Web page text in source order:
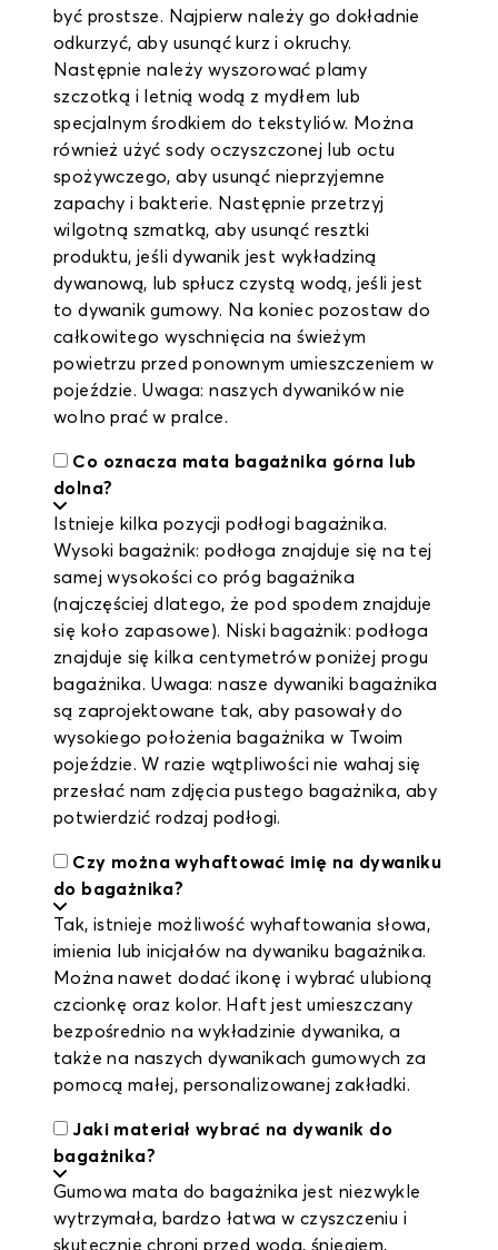
być prostsze. Najpierw należy go dokładnie
odkurzyć, aby usunąć kurz i okruchy.
Następnie należy wyszorować plamy
szczotką i letnią wodą z mydłem lub
specjalnym środkiem do tekstyliów. Można
również użyć sody oczyszczonej lub octu
spożywczego, aby usunąć nieprzyjemne
zapachy i bakterie. Następnie przetrzyj
wilgotną szmatką, aby usunąć resztki
produktu, jeśli dywanik jest wykładziną
dywanową, lub spłucz czystą wodą, jeśli jest
to dywanik gumowy. Na koniec pozostaw do
całkowitego wyschnięcia na świeżym
powietrzu przed ponownym umieszczeniem w
pojeździe. Uwaga: naszych dywaników nie
wolno prać w pralce.
Co oznacza mata bagażnika górna lub
dolna?
Istnieje kilka pozycji podłogi bagażnika.
Wysoki bagażnik: podłoga znajduje się na tej
samej wysokości co próg bagażnika
(najczęściej dlatego, że pod spodem znajduje
się koło zapasowe). Niski bagażnik: podłoga
znajduje się kilka centymetrów poniżej progu
bagażnika. Uwaga: nasze dywaniki bagażnika
są zaprojektowane tak, aby pasowały do
wysokiego położenia bagażnika w Twoim
pojeździe. W razie wątpliwości nie wahaj się
przesłać nam zdjęcia pustego bagażnika, aby
potwierdzić rodzaj podłogi.
Czy można wyhaftować imię na dywaniku
do bagażnika?
Tak, istnieje możliwość wyhaftowania słowa,
imienia lub inicjałów na dywaniku bagażnika.
Można nawet dodać ikonę i wybrać ulubioną
czcionkę oraz kolor. Haft jest umieszczany
bezpośrednio na wykładzinie dywanika, a
także na naszych dywanikach gumowych za
pomocą małej, personalizowanej zakładki.
Jaki materiał wybrać na dywanik do
bagażnika?
Gumowa mata do bagażnika jest niezwykle
wytrzymała, bardzo łatwa w czyszczeniu i
skutecznie chroni przed wodą, śniegiem,